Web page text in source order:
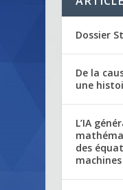
Dossier
De la
une
L’IA
des
machines